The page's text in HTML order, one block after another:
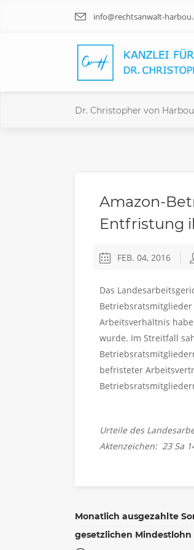
info@rechtsanwalt-
Dr. Christopher von Harbou
Amazon-
Entfristung
FEB. 04, 2016
Das
Arbeitsverhältnis
wurde. Im Streitfall
befristeter
Urteile des
Aktenzeichen: 23 Sa
Monatlich ausgezahlte
gesetzlichen